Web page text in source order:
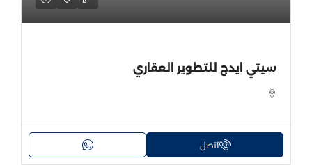
سيتي ايدج للتطوير العقاري
اتصل